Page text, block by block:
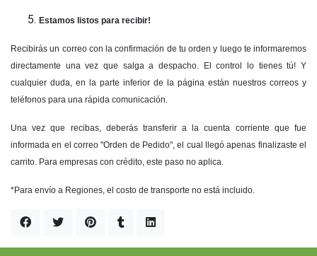
Estamos listos para recibir!
Recibirás un correo con la confirmación de tu orden y luego te informaremos
directamente una vez que salga a despacho. El control lo tienes tú! Y
cualquier duda, en la parte inferior de la página están nuestros correos y
teléfonos para una rápida comunicación.
Una vez que recibas, deberás transferir a la cuenta corriente que fue
informada en el correo "Orden de Pedido", el cual llegó apenas finalizaste el
carrito. Para empresas con crédito, este paso no aplica.
*Para envío a Regiones, el costo de transporte no está incluido.